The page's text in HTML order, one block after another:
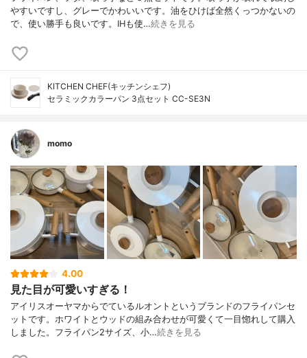
やすいですし、グレーでかわいいです。油をひけば全然くっつかないの
で、使い勝手も良いです。IHも使…続きを見る
KITCHEN CHEF(キッチンシェフ)
セラミックカラーパン 3点セット CC-SE3N
momo
4.00
見た目が可愛いすぎる！
アイリスオーヤマからでているルオントというブランドのフライパンセ
ットです。ホワイトとウッドの組み合わせが可愛くて一目惚れして購入
しました。フライパン2サイズ、小…続きを見る